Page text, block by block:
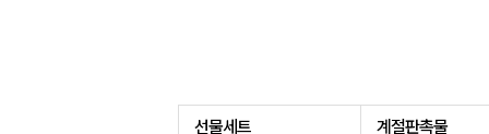
선물세트 계절판촉물